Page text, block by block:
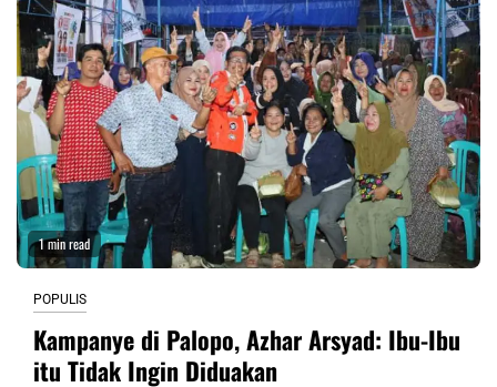
1 min read
POPULIS
Kampanye di Palopo, Azhar Arsyad: Ibu-Ibu
itu Tidak Ingin Diduakan